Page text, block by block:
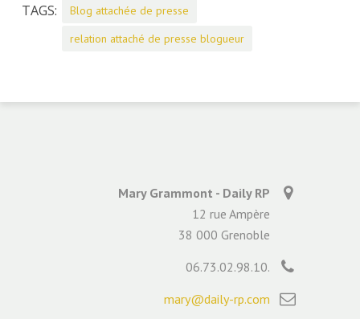
TAGS:
Blog attachée de presse
relation attaché de presse blogueur
Mary Grammont - Daily RP
12 rue Ampère
38 000 Grenoble
06.73.02.98.10.
mary@daily-rp.com